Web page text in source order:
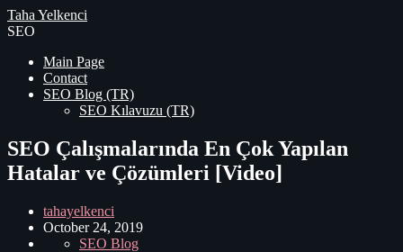
Taha Yelkenci
SEO
Main Page
Contact
SEO Blog (TR)
SEO Kılavuzu (TR)
SEO Çalışmalarında En Çok Yapılan
Hatalar ve Çözümleri [Video]
tahayelkenci
October 24, 2019
SEO Blog